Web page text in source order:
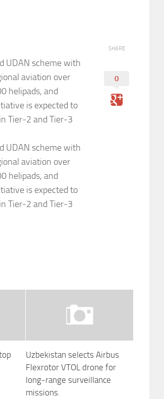
UDAN scheme with
aviation over
helipads, and
is expected to
Tier‑2 and Tier‑3
UDAN scheme with
aviation over
helipads, and
is expected to
Tier‑2 and Tier‑3
SHARE
0
Uzbekistan selects Airbus
Flexrotor VTOL drone for
long-range surveillance
missions.